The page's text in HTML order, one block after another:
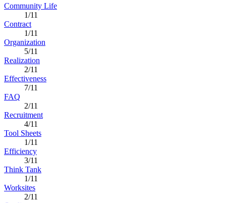
Community Life
1/11
Contract
1/11
Organization
5/11
Realization
2/11
Effectiveness
7/11
FAQ
2/11
Recruitment
4/11
Tool Sheets
1/11
Efficiency
3/11
Think Tank
1/11
Worksites
2/11